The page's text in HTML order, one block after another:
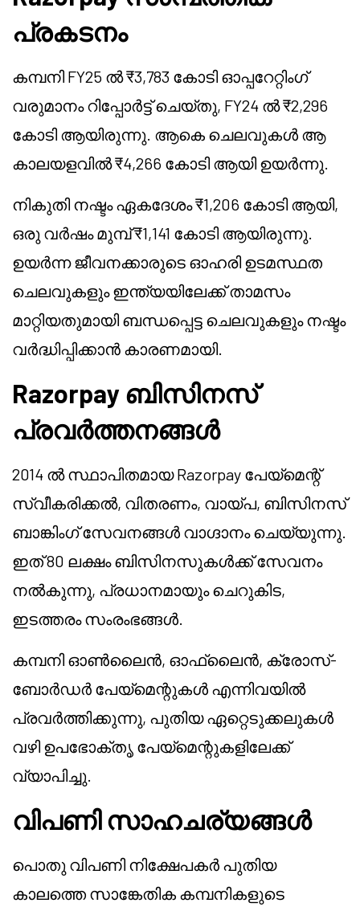
പ്രകടനം
കമ്പനി FY25 ൽ ₹3,783 കോടി ഓപ്പറേറ്റിംഗ്
വരുമാനം റിപ്പോർട്ട് ചെയ്തു, FY24 ൽ ₹2,296
കോടി ആയിരുന്നു. ആകെ ചെലവുകൾ ആ
കാലയളവിൽ ₹4,266 കോടി ആയി ഉയർന്നു.
നികുതി നഷ്ടം ഏകദേശം ₹1,206 കോടി ആയി,
ഒരു വർഷം മുമ്പ് ₹1,141 കോടി ആയിരുന്നു.
ഉയർന്ന ജീവനക്കാരുടെ ഓഹരി ഉടമസ്ഥത
ചെലവുകളും ഇന്ത്യയിലേക്ക് താമസം
മാറ്റിയതുമായി ബന്ധപ്പെട്ട ചെലവുകളും നഷ്ടം
വർദ്ധിപ്പിക്കാൻ കാരണമായി.
Razorpay ബിസിനസ്
പ്രവർത്തനങ്ങൾ
2014 ൽ സ്ഥാപിതമായ Razorpay പേയ്മെന്റ്
സ്വീകരിക്കൽ, വിതരണം, വായ്പ, ബിസിനസ്
ബാങ്കിംഗ് സേവനങ്ങൾ വാഗ്ദാനം ചെയ്യുന്നു.
ഇത് 80 ലക്ഷം ബിസിനസുകൾക്ക് സേവനം
നൽകുന്നു, പ്രധാനമായും ചെറുകിട,
ഇടത്തരം സംരംഭങ്ങൾ.
കമ്പനി ഓൺലൈൻ, ഓഫ്‌ലൈൻ, ക്രോസ്-
ബോർഡർ പേയ്മെന്റുകൾ എന്നിവയിൽ
പ്രവർത്തിക്കുന്നു, പുതിയ ഏറ്റെടുക്കലുകൾ
വഴി ഉപഭോക്തൃ പേയ്മെന്റുകളിലേക്ക്
വ്യാപിച്ചു.
വിപണി സാഹചര്യങ്ങൾ
പൊതു വിപണി നിക്ഷേപകർ പുതിയ
കാലത്തെ സാങ്കേതിക കമ്പനികളുടെ